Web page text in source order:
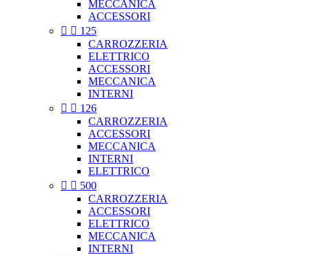
MECCANICA
ACCESSORI
  125
CARROZZERIA
ELETTRICO
ACCESSORI
MECCANICA
INTERNI
  126
CARROZZERIA
ACCESSORI
MECCANICA
INTERNI
ELETTRICO
  500
CARROZZERIA
ACCESSORI
ELETTRICO
MECCANICA
INTERNI